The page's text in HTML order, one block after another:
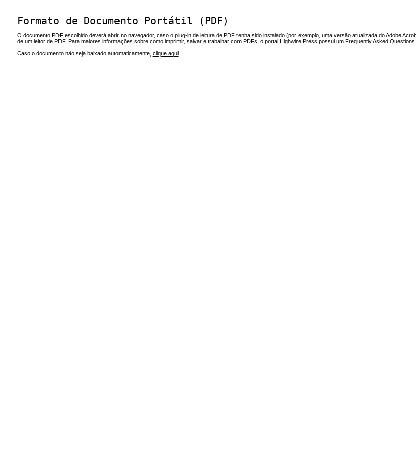
Formato de Documento Portátil (PDF)
O documento PDF escolhido deverá abrir no navegador, caso o plug-in de leitura de PDF tenha sido instalado (por exemplo, uma versão atualizada doAdobe
de um leitor de PDF. Para maiores informações sobre como imprimir, salvar e trabalhar com PDFs, o portal Highwire Press possui um Frequently Asked
Caso o documento não seja baixado automaticamente, clique aqui.